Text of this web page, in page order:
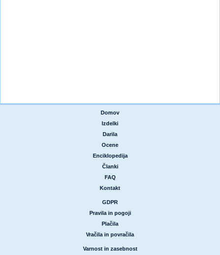
Domov
Izdelki
Darila
Ocene
Enciklopedija
Članki
FAQ
Kontakt
GDPR
Pravila in pogoji
Plačila
Vračila in povračila
Varnost in zasebnost